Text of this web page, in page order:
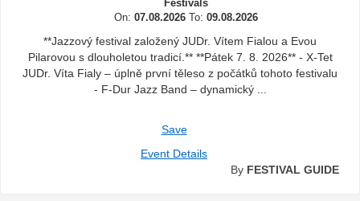
Festivals
On: 07.08.2026 To: 09.08.2026
**Jazzový festival založený JUDr. Vítem Fialou a Evou
Pilarovou s dlouholetou tradicí.** **Pátek 7. 8. 2026** - X-Tet
JUDr. Víta Fialy – úplně první těleso z počátků tohoto festivalu
- F-Dur Jazz Band – dynamický ...
Save
Event Details
By FESTIVAL GUIDE